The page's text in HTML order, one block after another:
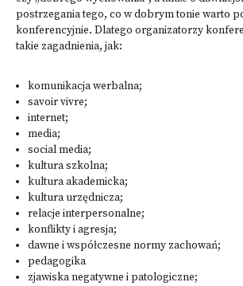
postrzegania tego, co w dobrym tonie warto
konferencyjnie. Dlatego organizatorzy
takie zagadnienia, jak:
komunikacja werbalna;
savoir vivre;
internet;
media;
social media;
kultura szkolna;
kultura akademicka;
kultura urzędnicza;
relacje interpersonalne;
konflikty i agresja;
dawne i współczesne normy zachowań;
pedagogika
zjawiska negatywne i patologiczne;